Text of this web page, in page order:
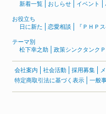
新着一覧
おしらせ イベント
お役立ち
日に新た
恋愛相談 『ＰＨＰ
テーマ別
松下幸之助
政策シンクタンク
会社案内 社会活動 採用募集
特定商取引法に基づく表示
一般